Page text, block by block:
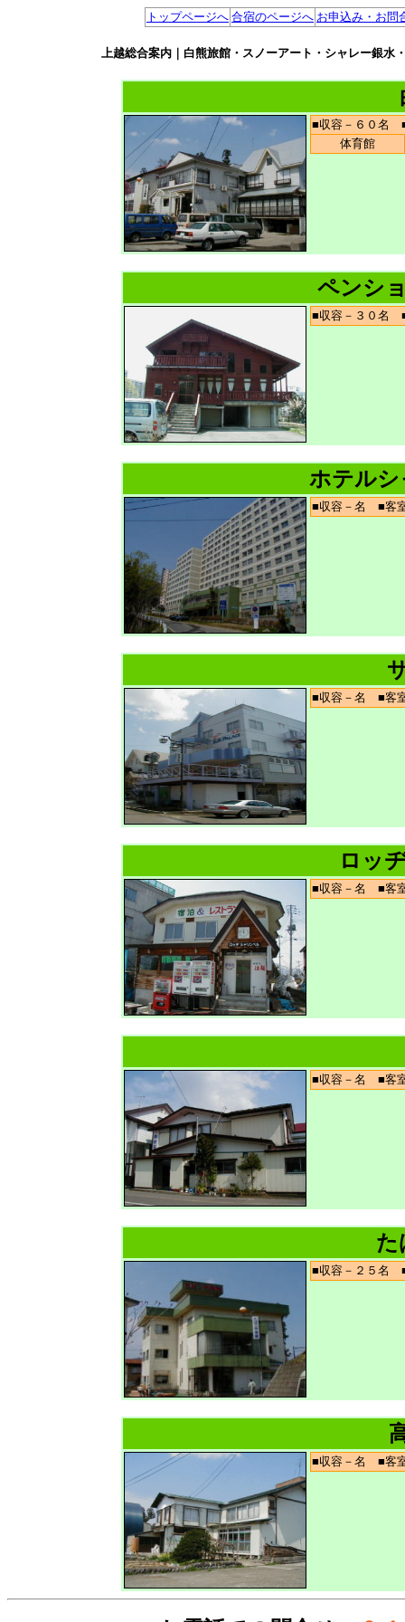
トップページへ 合宿のページへ お申込み・お問
上越総合案内｜白熊旅館・スノーアート・シャレー銀
■収容－６０名
体育館
ペンシ
■収容－３０名
ホテルシ
■収容－名 ■客
■収容－名 ■客
ロッ
■収容－名 ■客
■収容－名 ■客
た
■収容－２５名
■収容－名 ■客